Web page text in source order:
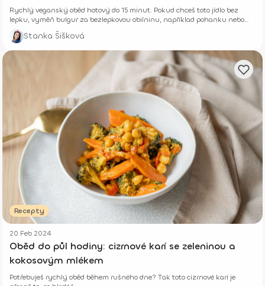
Rychlý veganský oběd hotový do 15 minut. Pokud chceš toto jídlo bez
lepku, vyměň bulgur za bezlepkovou obilninu, například pohanku nebo
quinou.
Stanka Šišková
Recepty
20 Feb 2024
Oběd do půl hodiny: cizrnové karí se zeleninou a
kokosovým mlékem
Potřebuješ rychlý oběd během rušného dne? Tak toto cizrnové karí je